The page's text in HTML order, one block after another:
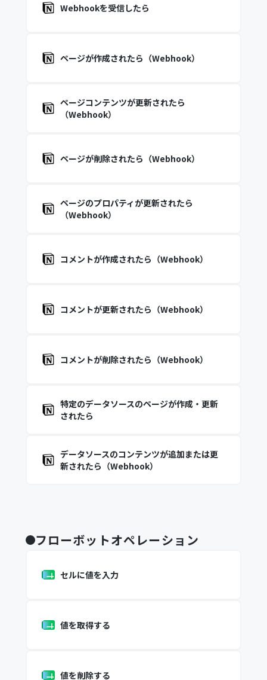
Webhookを受信したら
ページが作成されたら（Webhook）
ページコンテンツが更新されたら
（Webhook）
ページが削除されたら（Webhook）
ページのプロパティが更新されたら
（Webhook）
コメントが作成されたら（Webhook）
コメントが更新されたら（Webhook）
コメントが削除されたら（Webhook）
特定のデータソースのページが作成・更新
されたら
データソースのコンテンツが追加または更
新されたら（Webhook）
フローボットオペレーション
セルに値を入力
値を取得する
値を削除する